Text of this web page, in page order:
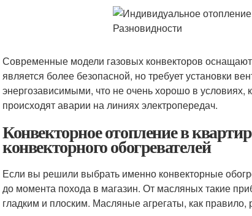
Современные модели газовых конвекторов
является более безопасной, но требует установки
энергозависимыми, что не очень хорошо в условиях,
происходят аварии на линиях электропередач.
Конвекторное отопление в
конвекторного обогревателей
Если вы решили выбрать именно конвекторные
до момента похода в магазин. От масляных такие
гладким и плоским. Масляные агрегаты, как правило,